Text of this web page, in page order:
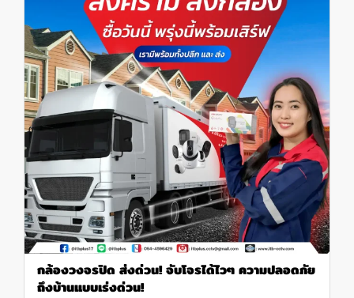
กล้องวงจรปิด ส่งด่วน! จับโจรได้ไวๆ ความปลอดภัย
ถึงบ้านแบบเร่งด่วน!